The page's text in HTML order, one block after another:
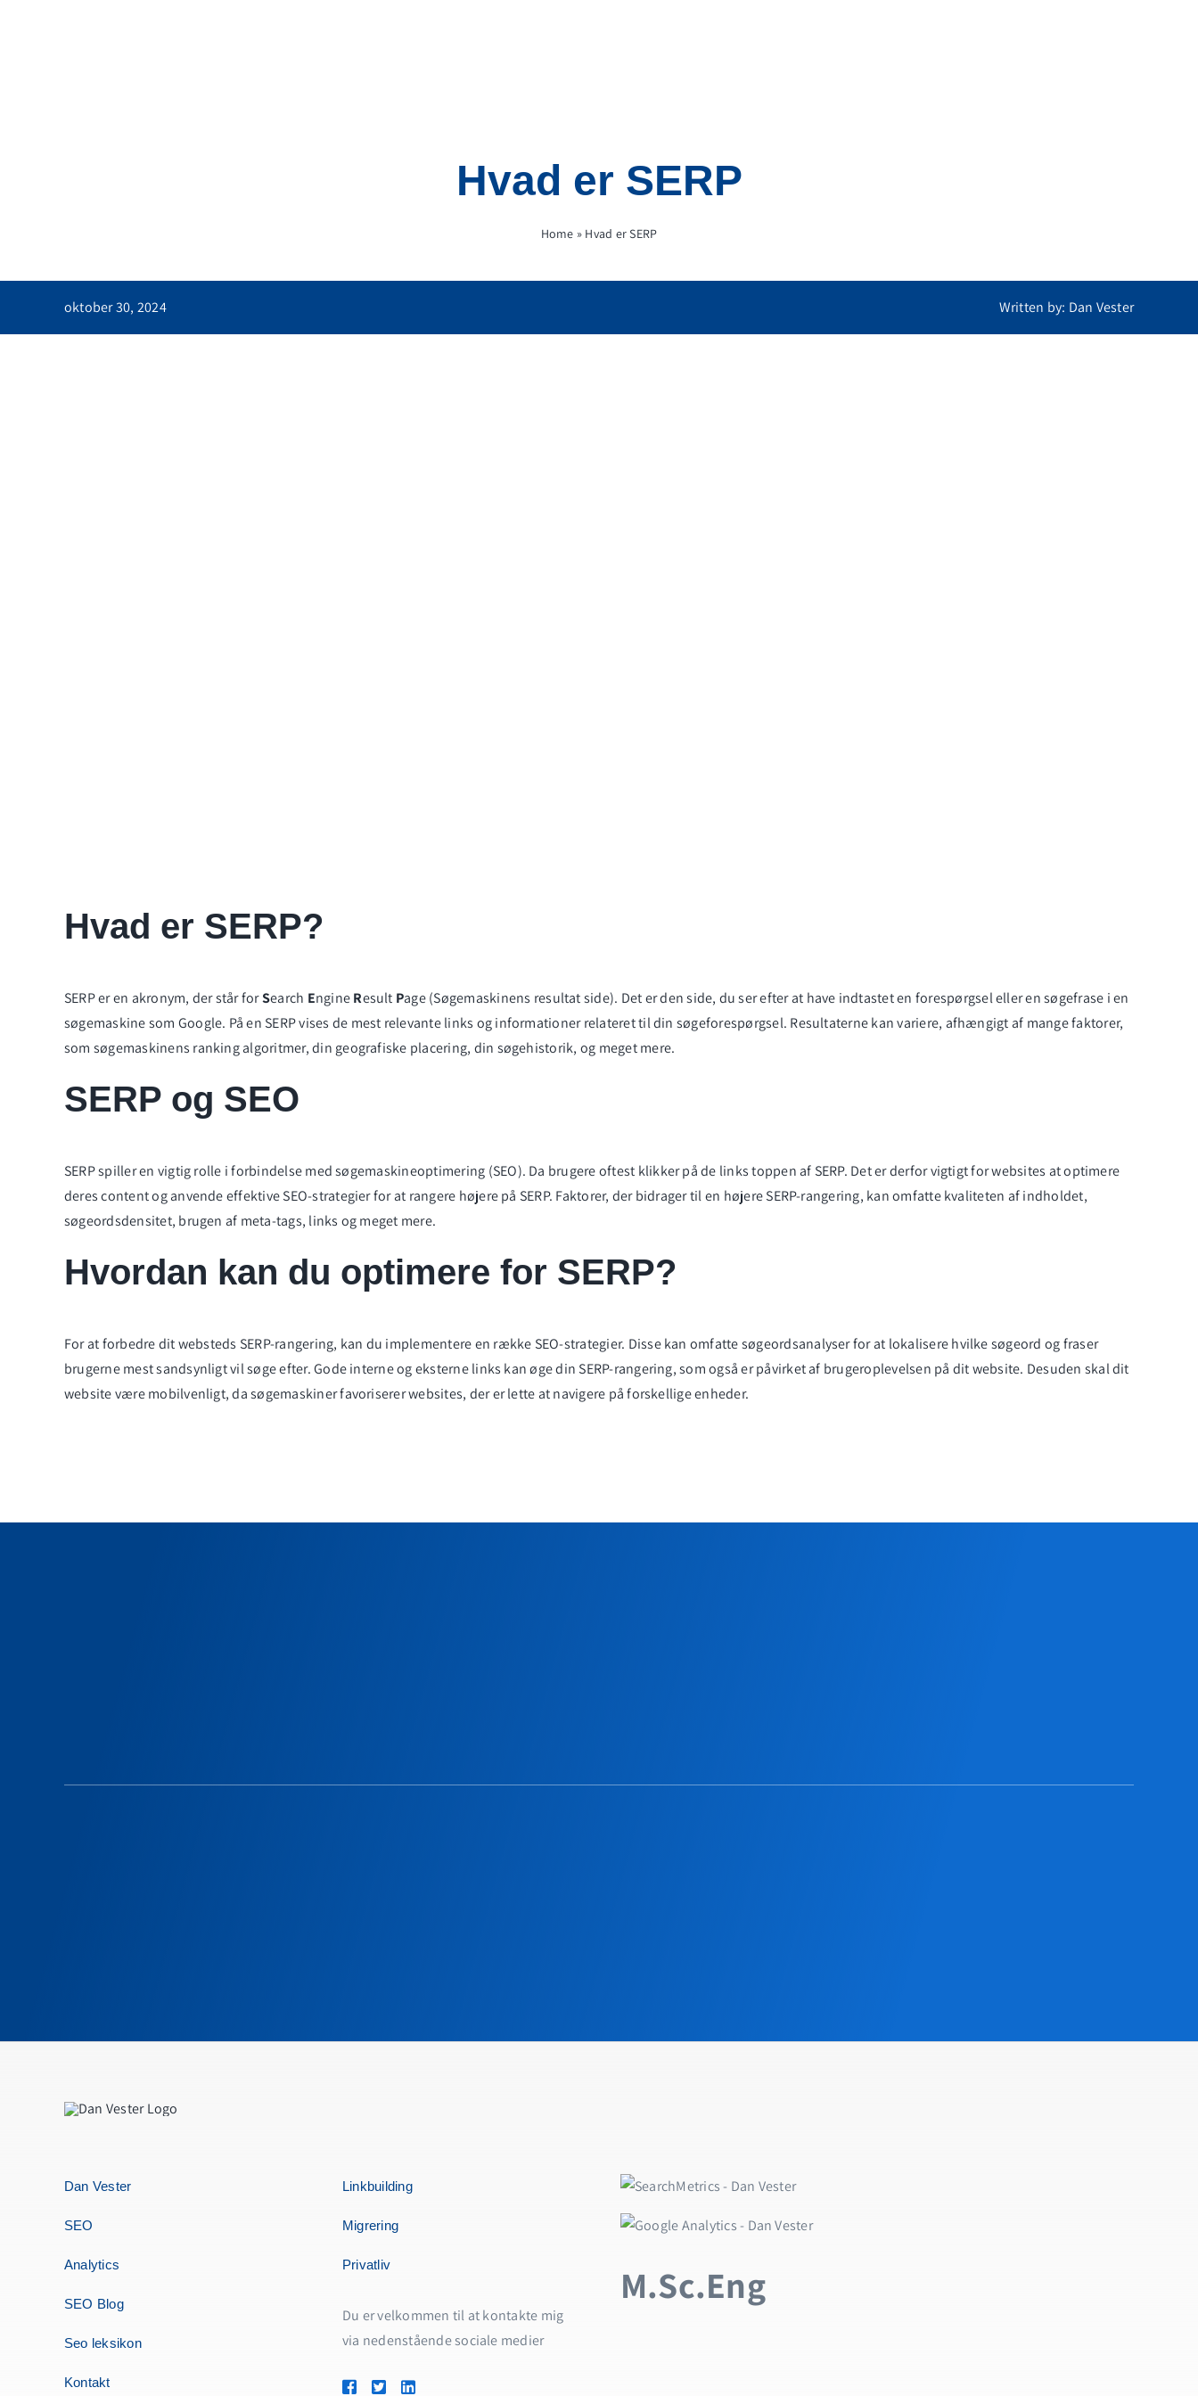
Hvad er SERP
Home » Hvad er SERP
oktober 30, 2024 Written by: Dan Vester
Hvad er SERP?
SERP er en akronym, der står forSearch EngineResult Page (Søgemaskinens resultat side). Det er den side, du ser efter at have indtastet en forespørgsel eller en søgefrase i en
søgemaskine som Google. På en SERP vises de mest relevante links og informationer relateret til din søgeforespørgsel. Resultaterne kan variere, afhængigt af mange faktorer,
som søgemaskinens ranking algoritmer, din geografiske placering, din søgehistorik, og meget mere.
SERP og SEO
SERP spiller en vigtig rolle i forbindelse med søgemaskineoptimering (SEO). Da brugere oftest klikker på de links toppen af SERP. Det er derfor vigtigt for websites at optimere
deres content og anvende effektive SEO-strategier for at rangere højere på SERP. Faktorer, der bidrager til en højere SERP-rangering, kan omfatte kvaliteten af indholdet,
søgeordsdensitet, brugen af meta-tags, links og meget mere.
Hvordan kan du optimere for SERP?
For at forbedre dit websteds SERP-rangering, kan du implementere en række SEO-strategier. Disse kan omfattesøgeordsanalyserfor at lokalisere hvilke søgeord og fraser
brugerne mest sandsynligt vil søge efter. Gode interne og eksterne links kan øge din SERP-rangering, som også er påvirket af brugeroplevelsen på dit website. Desuden skal dit
website være mobilvenligt, da søgemaskiner favoriserer websites, der er lette at navigere på forskellige enheder.
Dan Vester
SEO
Analytics
SEO Blog
Seo leksikon
Kontakt
Linkbuilding
Migrering
Privatliv
Du er velkommen til at kontakte mig
via nedenstående sociale medier
M.Sc.Eng